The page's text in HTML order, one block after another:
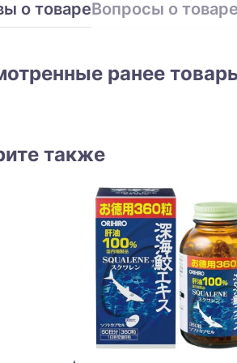
о товареВопросы о
ранее
также